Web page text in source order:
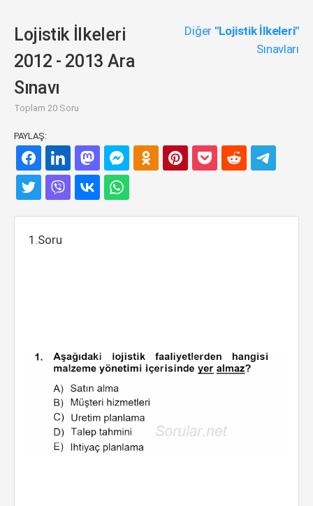
Lojistik İlkeleri
2012 - 2013 Ara
Sınavı
Toplam 20 Soru
Diğer "Lojistik İlkeleri"
Sınavları
PAYLAŞ:
1.Soru